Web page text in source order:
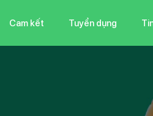
Cam kết Tuyển dụng